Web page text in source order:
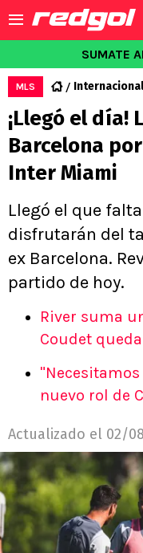
SUMATE
MLS Internacional
¡Llegó el día!
Barcelona
Inter Miami
Llegó el que
disfrutarán del
ex Barcelona.
partido de hoy.
River suma
Coudet
nuevo rol de
Actualizado el 02/